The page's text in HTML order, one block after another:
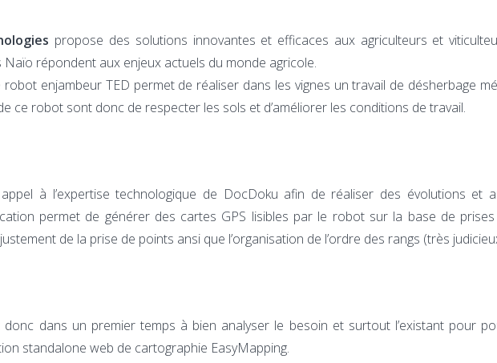
propose des solutions innovantes et efficaces aux agriculteurs et
Naïo répondent aux enjeux actuels du monde agricole.
robot enjambeur TED permet de réaliser dans les vignes un travail de désherbage
ce robot sont donc de respecter les sols et d’améliorer les conditions de travail.
à l’expertise technologique de DocDoku afin de réaliser des évolutions et
permet de générer des cartes GPS lisibles par le robot sur la base de
de la prise de points ansi que l’organisation de l’ordre des rangs (très
dans un premier temps à bien analyser le besoin et surtout l’existant pour
standalone web de cartographie EasyMapping.